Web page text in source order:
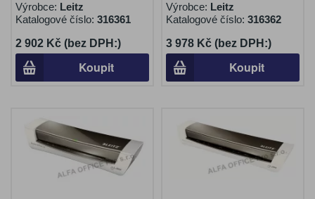
Výrobce: Leitz
Katalogové číslo: 316361
2 902 Kč (bez DPH:)
Koupit
Výrobce: Leitz
Katalogové číslo: 316362
3 978 Kč (bez DPH:)
Koupit